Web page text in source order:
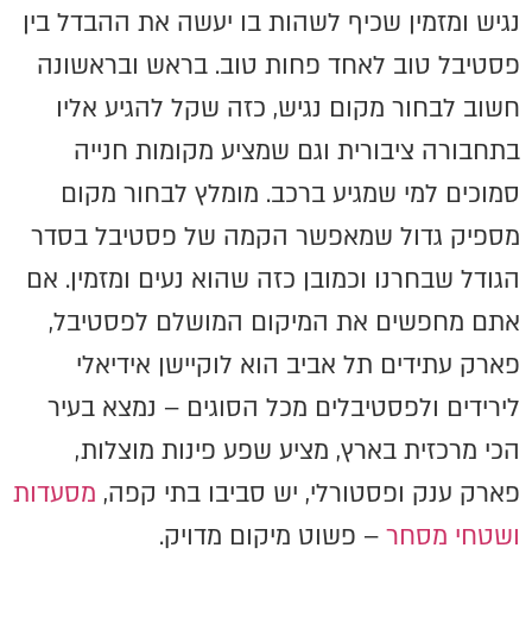
נגיש ומזמין שכיף לשהות בו יעשה את ההבדל בין
פסטיבל טוב לאחד פחות טוב. בראש ובראשונה
חשוב לבחור מקום נגיש, כזה שקל להגיע אליו
בתחבורה ציבורית וגם שמציע מקומות חנייה
סמוכים למי שמגיע ברכב. מומלץ לבחור מקום
מספיק גדול שמאפשר הקמה של פסטיבל בסדר
הגודל שבחרנו וכמובן כזה שהוא נעים ומזמין. אם
אתם מחפשים את המיקום המושלם לפסטיבל,
פארק עתידים תל אביב הוא לוקיישן אידיאלי
לירידים ולפסטיבלים מכל הסוגים – נמצא בעיר
הכי מרכזית בארץ, מציע שפע פינות מוצלות,
פארק ענק ופסטורלי, יש סביבו בתי קפה, מסעדות
ושטחי מסחר – פשוט מיקום מדויק.